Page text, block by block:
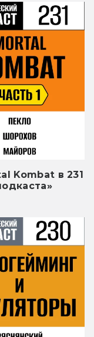
Kombat в 231